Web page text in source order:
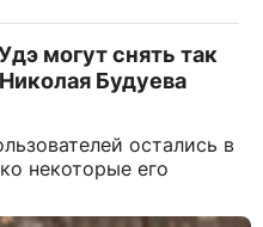
могут снять так
Будуева
остались в
некоторые его